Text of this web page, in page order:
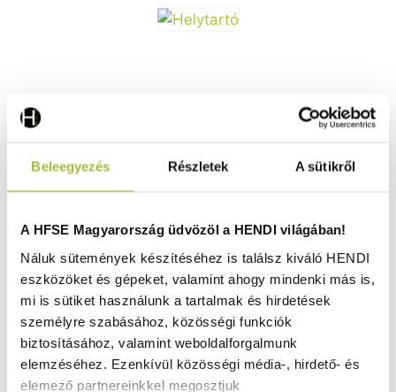
Beleegyezés Részletek A sütikről
A HFSE Magyarország üdvözöl a HENDI világában!
Náluk sütemények készítéséhez is találsz kiváló HENDI
eszközöket és gépeket, valamint ahogy mindenki más is,
mi is sütiket használunk a tartalmak és hirdetések
személyre szabásához, közösségi funkciók
biztosításához, valamint weboldalforgalmunk
elemzéséhez. Ezenkívül közösségi média-, hirdető- és
elemező partnereinkkel megosztjuk
Lyonnaise serpenyő – ⌀320x(H)130mm - HENDI 629475
11.590Ft
(9.126Ft+ ÁFA)
KOSÁRBA